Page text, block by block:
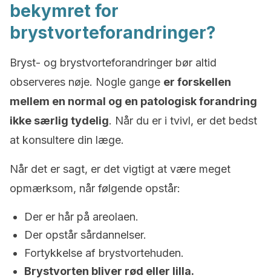
bekymret for
brystvorteforandringer?
Bryst- og brystvorteforandringer bør altid
observeres nøje. Nogle gange er forskellen
mellem en normal og en patologisk forandring
ikke særlig tydelig. Når du er i tvivl, er det bedst
at konsultere din læge.
Når det er sagt, er det vigtigt at være meget
opmærksom, når følgende opstår:
Der er hår på areolaen.
Der opstår sårdannelser.
Fortykkelse af brystvortehuden.
Brystvorten bliver rød eller lilla.